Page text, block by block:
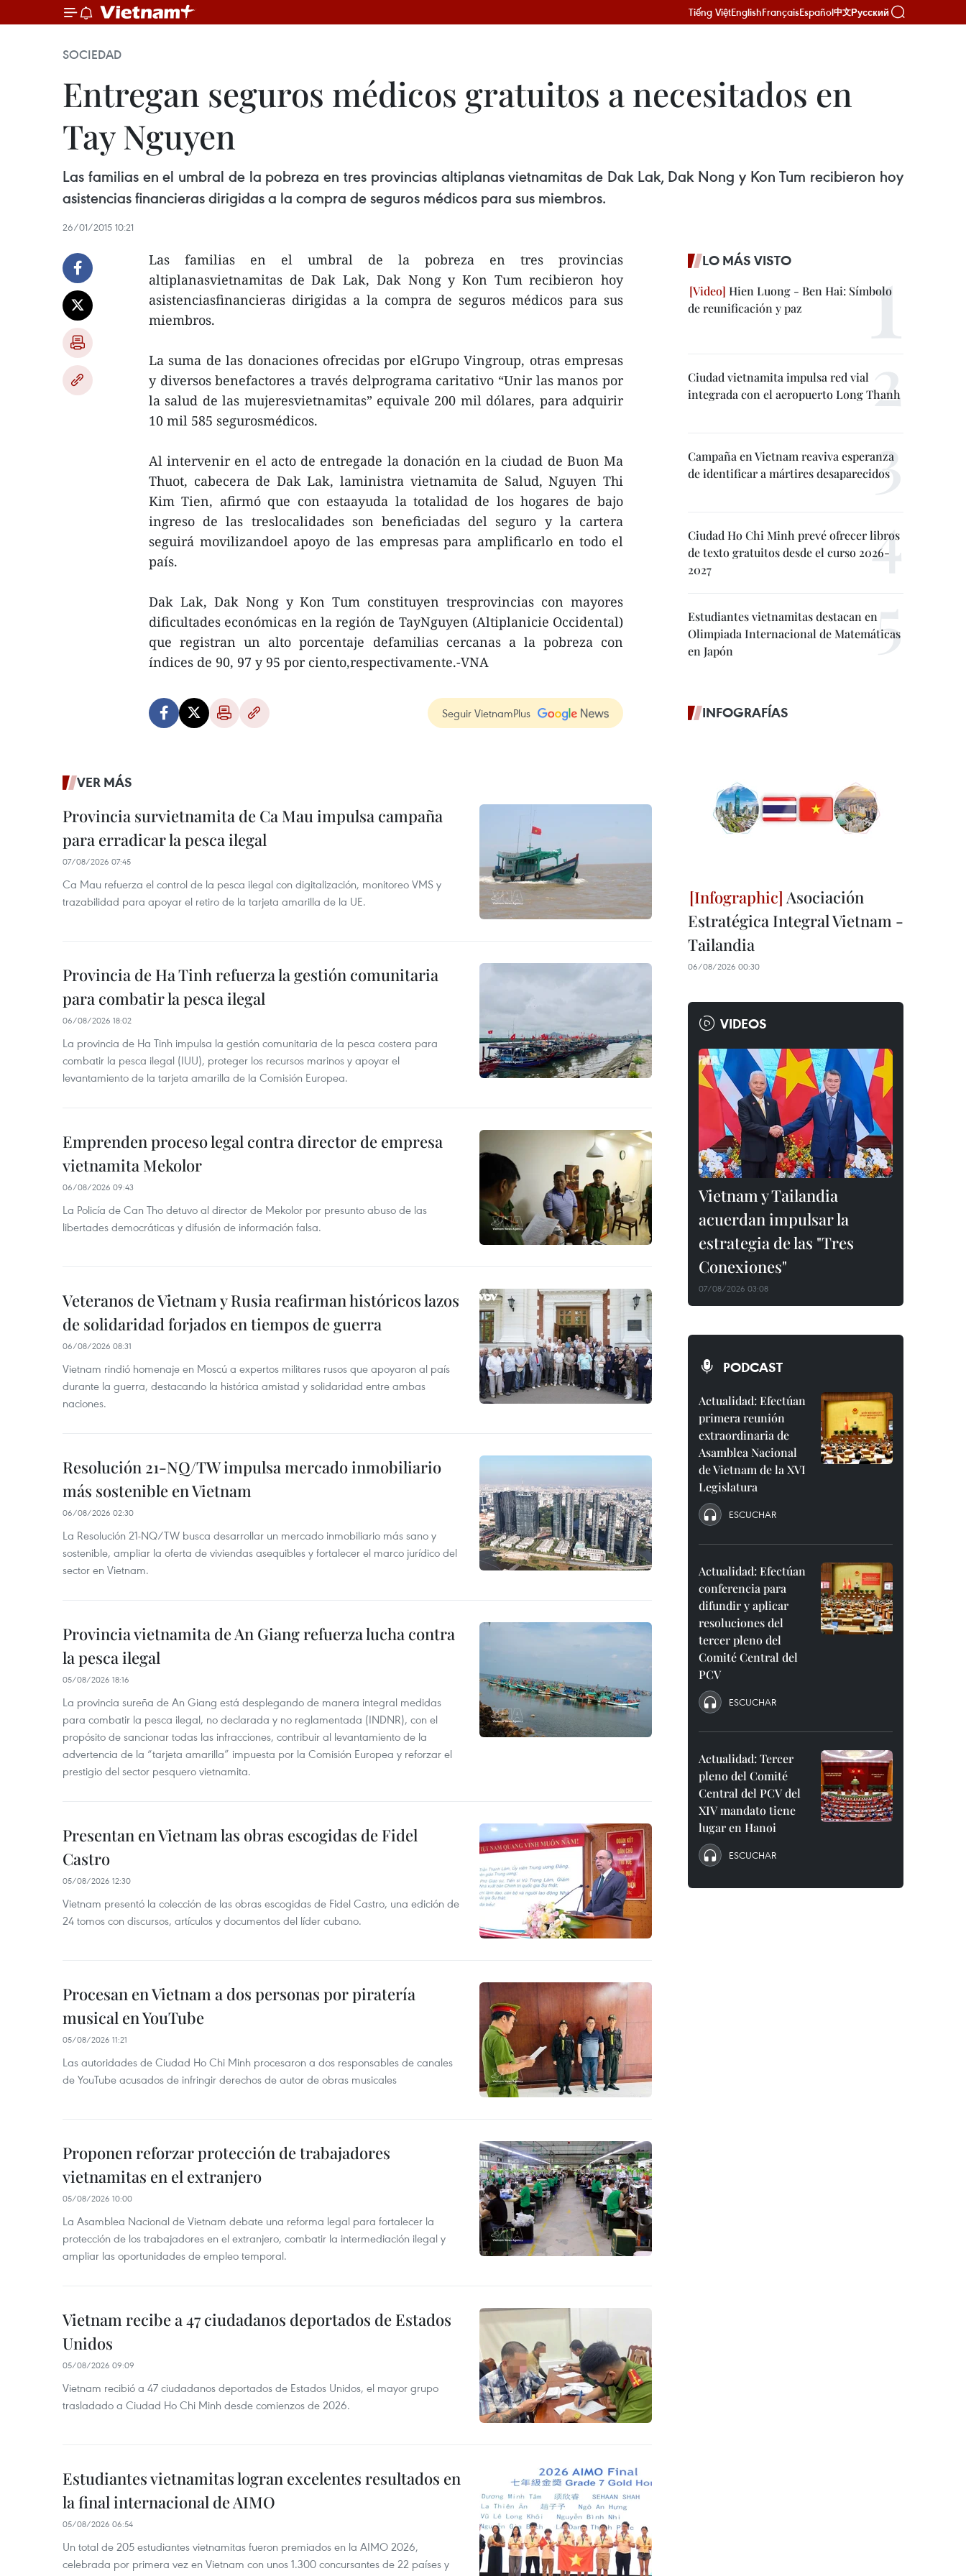
Tiếng ViệtEnglishFrançaisEspañol中文Русский
SOCIEDAD
Entregan seguros médicos gratuitos a necesitados en
Tay Nguyen
Las familias en el umbral de la pobreza en tres provincias altiplanas vietnamitas de Dak Lak, Dak Nong y Kon Tum recibieron hoy
asistencias financieras dirigidas a la compra de seguros médicos para sus miembros.
26/01/2015 10:21
Las familias en el umbral de la pobreza en tres provincias
altiplanasvietnamitas de Dak Lak, Dak Nong y Kon Tum recibieron hoy
asistenciasfinancieras dirigidas a la compra de seguros médicos para sus
miembros.
La suma de las donaciones ofrecidas por elGrupo Vingroup, otras empresas
y diversos benefactores a través delprograma caritativo “Unir las manos por
la salud de las mujeresvietnamitas” equivale 200 mil dólares, para adquirir
10 mil 585 segurosmédicos.
Al intervenir en el acto de entregade la donación en la ciudad de Buon Ma
Thuot, cabecera de Dak Lak, laministra vietnamita de Salud, Nguyen Thi
Kim Tien, afirmó que con estaayuda la totalidad de los hogares de bajo
ingreso de las treslocalidades son beneficiadas del seguro y la cartera
seguirá movilizandoel apoyo de las empresas para amplificarlo en todo el
país.
Dak Lak, Dak Nong y Kon Tum constituyen tresprovincias con mayores
dificultades económicas en la región de TayNguyen (Altiplanicie Occidental)
que registran un alto porcentaje defamilias cercanas a la pobreza con
índices de 90, 97 y 95 por ciento,respectivamente.-VNA
Seguir VietnamPlus
VER MÁS
Provincia survietnamita de Ca Mau impulsa campaña
para erradicar la pesca ilegal
07/08/2026 07:45
Ca Mau refuerza el control de la pesca ilegal con digitalización, monitoreo VMS y
trazabilidad para apoyar el retiro de la tarjeta amarilla de la UE.
Provincia de Ha Tinh refuerza la gestión comunitaria
para combatir la pesca ilegal
06/08/2026 18:02
La provincia de Ha Tinh impulsa la gestión comunitaria de la pesca costera para
combatir la pesca ilegal (IUU), proteger los recursos marinos y apoyar el
levantamiento de la tarjeta amarilla de la Comisión Europea.
Emprenden proceso legal contra director de empresa
vietnamita Mekolor
06/08/2026 09:43
La Policía de Can Tho detuvo al director de Mekolor por presunto abuso de las
libertades democráticas y difusión de información falsa.
Veteranos de Vietnam y Rusia reafirman históricos lazos
de solidaridad forjados en tiempos de guerra
06/08/2026 08:31
Vietnam rindió homenaje en Moscú a expertos militares rusos que apoyaron al país
durante la guerra, destacando la histórica amistad y solidaridad entre ambas
naciones.
Resolución 21-NQ/TW impulsa mercado inmobiliario
más sostenible en Vietnam
06/08/2026 02:30
La Resolución 21-NQ/TW busca desarrollar un mercado inmobiliario más sano y
sostenible, ampliar la oferta de viviendas asequibles y fortalecer el marco jurídico del
sector en Vietnam.
Provincia vietnamita de An Giang refuerza lucha contra
la pesca ilegal
05/08/2026 18:16
La provincia sureña de An Giang está desplegando de manera integral medidas
para combatir la pesca ilegal, no declarada y no reglamentada (INDNR), con el
propósito de sancionar todas las infracciones, contribuir al levantamiento de la
advertencia de la “tarjeta amarilla” impuesta por la Comisión Europea y reforzar el
prestigio del sector pesquero vietnamita.
Presentan en Vietnam las obras escogidas de Fidel
Castro
05/08/2026 12:30
Vietnam presentó la colección de las obras escogidas de Fidel Castro, una edición de
24 tomos con discursos, artículos y documentos del líder cubano.
Procesan en Vietnam a dos personas por piratería
musical en YouTube
05/08/2026 11:21
Las autoridades de Ciudad Ho Chi Minh procesaron a dos responsables de canales
de YouTube acusados de infringir derechos de autor de obras musicales
Proponen reforzar protección de trabajadores
vietnamitas en el extranjero
05/08/2026 10:00
La Asamblea Nacional de Vietnam debate una reforma legal para fortalecer la
protección de los trabajadores en el extranjero, combatir la intermediación ilegal y
ampliar las oportunidades de empleo temporal.
Vietnam recibe a 47 ciudadanos deportados de Estados
Unidos
05/08/2026 09:09
Vietnam recibió a 47 ciudadanos deportados de Estados Unidos, el mayor grupo
trasladado a Ciudad Ho Chi Minh desde comienzos de 2026.
Estudiantes vietnamitas logran excelentes resultados en
la final internacional de AIMO
05/08/2026 06:54
Un total de 205 estudiantes vietnamitas fueron premiados en la AIMO 2026,
celebrada por primera vez en Vietnam con unos 1.300 concursantes de 22 países y
LO MÁS VISTO
Hien Luong - Ben Hai: Símbolo
de reunificación y paz
Ciudad vietnamita impulsa red vial
integrada con el aeropuerto Long Thanh
Campaña en Vietnam reaviva esperanza
de identificar a mártires desaparecidos
Ciudad Ho Chi Minh prevé ofrecer libros
de texto gratuitos desde el curso 2026-
2027
Estudiantes vietnamitas destacan en
Olimpiada Internacional de Matemáticas
en Japón
INFOGRAFÍAS
Asociación
Estratégica Integral Vietnam -
Tailandia
06/08/2026 00:30
VIDEOS
Vietnam y Tailandia
acuerdan impulsar la
estrategia de las "Tres
Conexiones"
07/08/2026 03:08
PODCAST
Actualidad: Efectúan
primera reunión
extraordinaria de
Asamblea Nacional
de Vietnam de la XVI
Legislatura
ESCUCHAR
Actualidad: Efectúan
conferencia para
difundir y aplicar
resoluciones del
tercer pleno del
Comité Central del
PCV
ESCUCHAR
Actualidad: Tercer
pleno del Comité
Central del PCV del
XIV mandato tiene
lugar en Hanoi
ESCUCHAR